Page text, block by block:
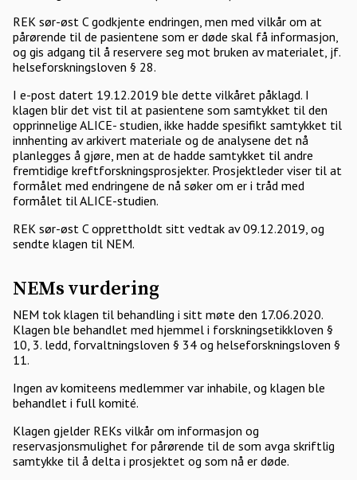
REK sør-øst C godkjente endringen, men med vilkår om at
pårørende til de pasientene som er døde skal få informasjon,
og gis adgang til å reservere seg mot bruken av materialet, jf.
helseforskningsloven § 28.
I e-post datert 19.12.2019 ble dette vilkåret påklagd. I
klagen blir det vist til at pasientene som samtykket til den
opprinnelige ALICE- studien, ikke hadde spesifikt samtykket til
innhenting av arkivert materiale og de analysene det nå
planlegges å gjøre, men at de hadde samtykket til andre
fremtidige kreftforskningsprosjekter. Prosjektleder viser til at
formålet med endringene de nå søker om er i tråd med
formålet til ALICE-studien.
REK sør-øst C opprettholdt sitt vedtak av 09.12.2019, og
sendte klagen til NEM.
NEMs vurdering
NEM tok klagen til behandling i sitt møte den 17.06.2020.
Klagen ble behandlet med hjemmel i forskningsetikkloven §
10, 3. ledd, forvaltningsloven § 34 og helseforskningsloven §
11.
Ingen av komiteens medlemmer var inhabile, og klagen ble
behandlet i full komité.
Klagen gjelder REKs vilkår om informasjon og
reservasjonsmulighet for pårørende til de som avga skriftlig
samtykke til å delta i prosjektet og som nå er døde.